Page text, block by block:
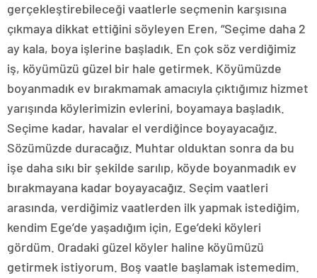
gerçekleştirebileceği vaatlerle seçmenin karşısına
çıkmaya dikkat ettiğini söyleyen Eren, “Seçime daha 2
ay kala, boya işlerine başladık. En çok söz verdiğimiz
iş, köyümüzü güzel bir hale getirmek. Köyümüzde
boyanmadık ev bırakmamak amacıyla çıktığımız hizmet
yarışında köylerimizin evlerini, boyamaya başladık.
Seçime kadar, havalar el verdiğince boyayacağız.
Sözümüzde duracağız. Muhtar olduktan sonra da bu
işe daha sıkı bir şekilde sarılıp, köyde boyanmadık ev
bırakmayana kadar boyayacağız. Seçim vaatleri
arasında, verdiğimiz vaatlerden ilk yapmak istediğim,
kendim Ege’de yaşadığım için, Ege’deki köyleri
gördüm. Oradaki güzel köyler haline köyümüzü
getirmek istiyorum. Boş vaatle başlamak istemedim.